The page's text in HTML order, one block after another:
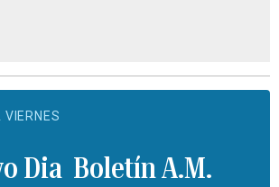
VIERNES
Boletín A.M.